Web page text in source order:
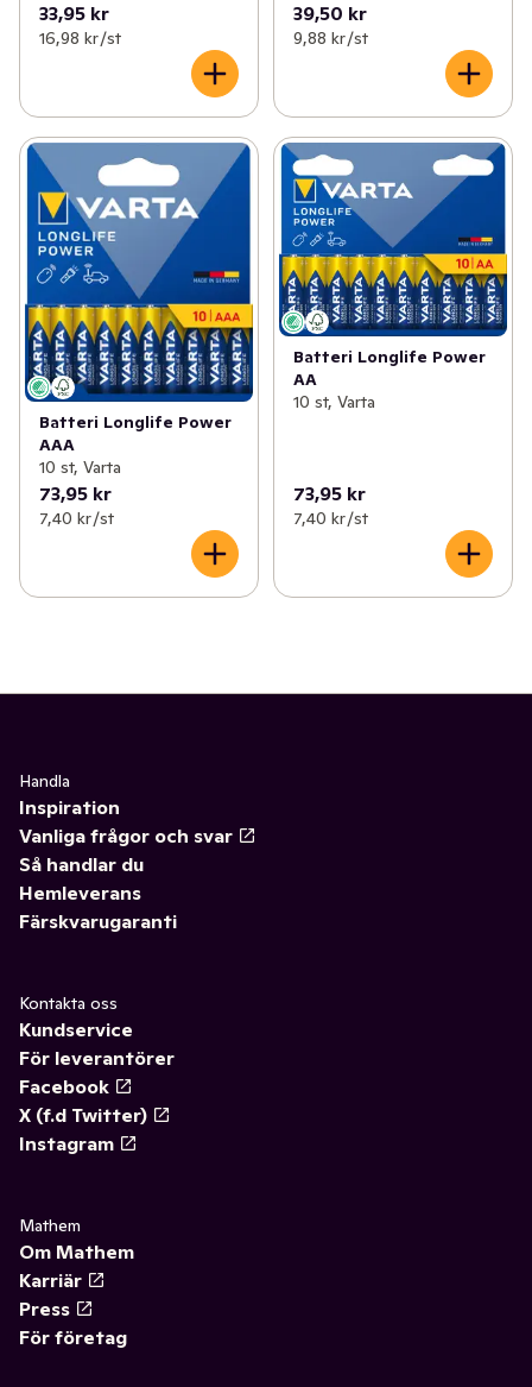
33,95 kr
16,98 kr /st
39,50 kr
9,88 kr /st
Batteri Longlife Power
AAA
10 st, Varta
73,95 kr
7,40 kr /st
Batteri Longlife Power
AA
10 st, Varta
73,95 kr
7,40 kr /st
Handla
Inspiration
Vanliga frågor och svar
Så handlar du
Hemleverans
Färskvarugaranti
Kontakta oss
Kundservice
För leverantörer
Facebook
X (f.d Twitter)
Instagram
Mathem
Om Mathem
Karriär
Press
För företag